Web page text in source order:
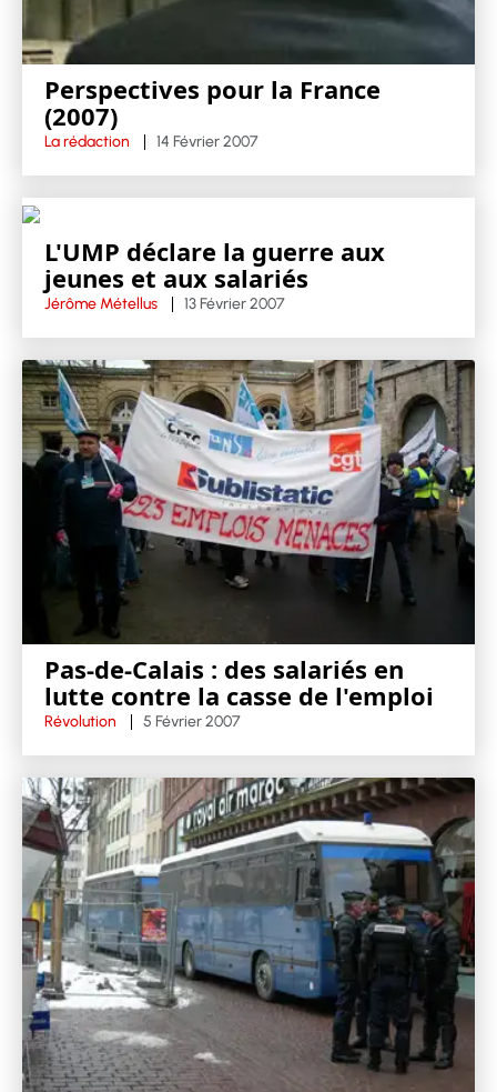
Perspectives pour la France
(2007)
La rédaction 14 Février 2007
L'UMP déclare la guerre aux
jeunes et aux salariés
Jérôme Métellus 13 Février 2007
Pas-de-Calais : des salariés en
lutte contre la casse de l'emploi
Révolution 5 Février 2007